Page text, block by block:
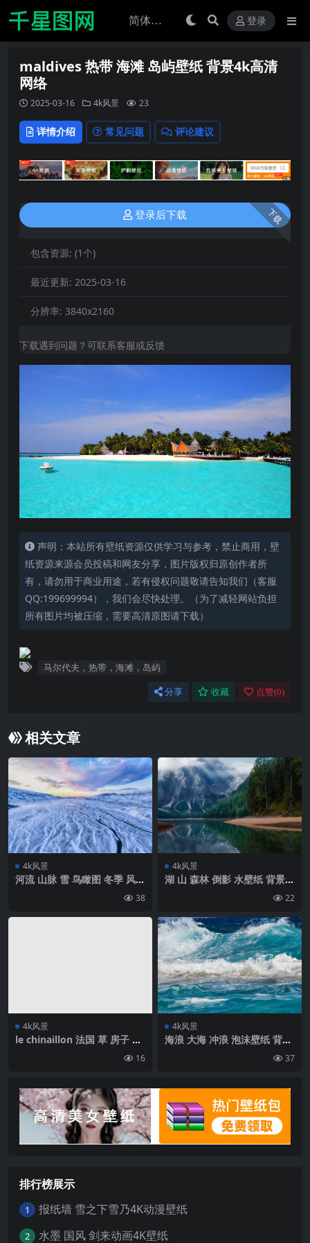
登录
maldives 热带 海滩 岛屿壁纸 背景4k高清
网络
2025-03-16 4k风景 23
详情介绍 常见问题 评论建议
下载
登录后下载
包含资源: (1个)
最近更新: 2025-03-16
分辨率: 3840x2160
下载遇到问题？可联系客服或反馈
声明：本站所有壁纸资源仅供学习与参考，禁止商用，壁
纸资源来源会员投稿和网友分享，图片版权归原创作者所
有，请勿用于商业用途，若有侵权问题敬请告知我们（客服
QQ:199699994），我们会尽快处理。（为了减轻网站负担
所有图片均被压缩，需要高清原图请下载）
马尔代夫，热带，海滩，岛屿
分享 收藏 点赞(0)
相关文章
4k风景
河流 山脉 雪 鸟瞰图 冬季 风景
38
4k风景
湖 山 森林 倒影 水壁纸 背景4
22
4k风景
le chinaillon 法国 草 房子 山
16
4k风景
海浪 大海 冲浪 泡沫壁纸 背景
37
排行榜展示
1 报纸墙 雪之下雪乃4K动漫壁纸
2 水墨 国风 剑来动画4K壁纸